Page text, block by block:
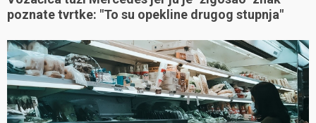
poznate tvrtke: "To su opekline drugog stupnja"